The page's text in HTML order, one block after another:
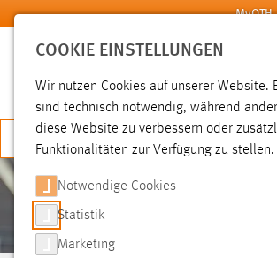
Zum Hauptinhalt springen MyOTH
JETZT BEWERBEN
COOKIE EINSTELLUNGEN
Wir nutzen Cookies auf unserer Website.
sind technisch notwendig, während
diese Website zu verbessern oder
Funktionalitäten zur Verfügung zu stellen.
Notwendige Cookies
Statistik
Marketing